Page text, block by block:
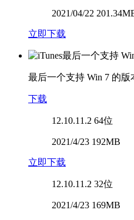
2021/04/22
立即下载
最后一个支持 Win 7 的版
下载
12.10.11.2 64位
2021/4/23 192MB
立即下载
12.10.11.2 32位
2021/4/23 169MB